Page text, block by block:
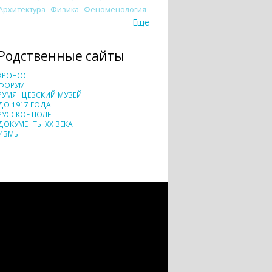
Физика Феноменология
Еще
сайты
МУЗЕЙ
1917 ГОДА
ПОЛЕ
XX ВЕКА